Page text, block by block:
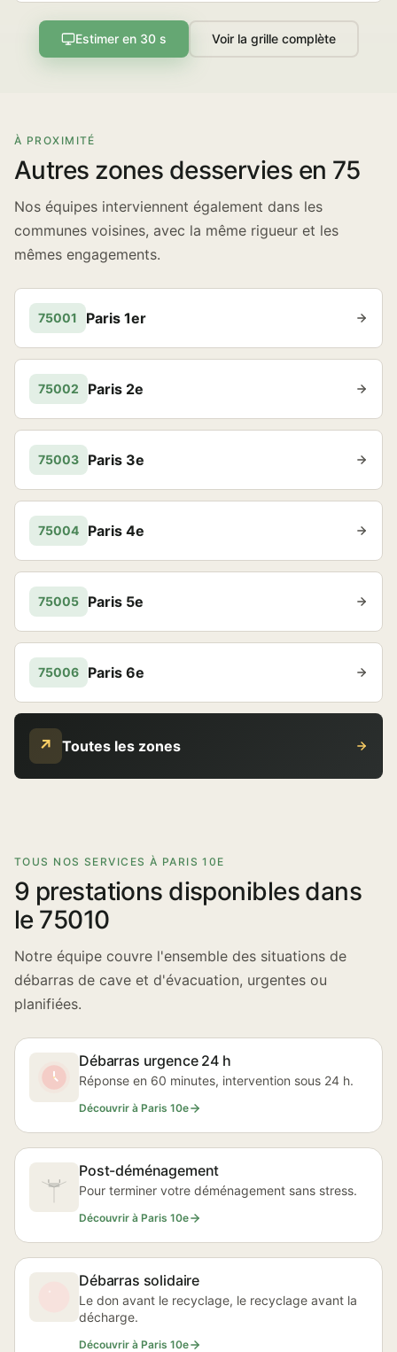
Estimer en 30 s Voir la grille complète
À PROXIMITÉ
Autres zones desservies en 75
Nos équipes interviennent également dans les
communes voisines, avec la même rigueur et les
mêmes engagements.
75001 Paris 1er
75002 Paris 2e
75003 Paris 3e
75004 Paris 4e
75005 Paris 5e
75006 Paris 6e
↗ Toutes les zones
TOUS NOS SERVICES À PARIS 10E
9 prestations disponibles dans
le 75010
Notre équipe couvre l'ensemble des situations de
débarras de cave et d'évacuation, urgentes ou
planifiées.
Débarras urgence 24 h
Réponse en 60 minutes, intervention sous 24 h.
Découvrir à Paris 10e
Post-déménagement
Pour terminer votre déménagement sans stress.
Découvrir à Paris 10e
Débarras solidaire
Le don avant le recyclage, le recyclage avant la
décharge.
Découvrir à Paris 10e